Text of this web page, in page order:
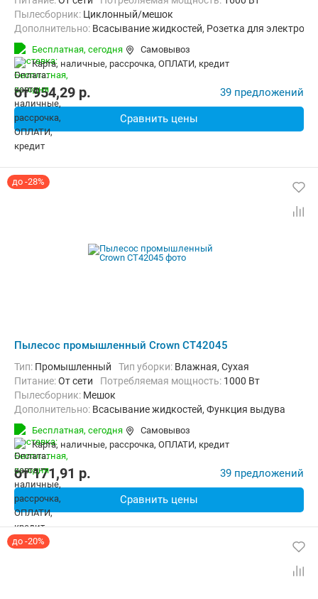
пылесборник: Циклонный/мешок
Дополнительно: Всасывание жидкостей, Розетка для
Вес:
Бесплатная, сегодня
Самовывоз
карта, наличные, рассрочка, ОПЛАТИ, кредит
от954,29 p. 39 предложений
Сравнить цены
до -28%
Пылесос промышленный Crown CT42045
Тип: Промышленный Тип уборки: Влажная, Сухая
питание:От сети Потребляемая мощность: 1000 Вт
пылесборник: Мешок
Дополнительно: Всасывание жидкостей, Функция выдува
Вес:
Бесплатная, сегодня
Самовывоз
карта, наличные, рассрочка, ОПЛАТИ, кредит
от171,91 p. 39 предложений
Сравнить цены
до -20%